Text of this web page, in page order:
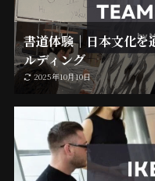
書道体験｜日本文化を
ルディング
2025年10月10日